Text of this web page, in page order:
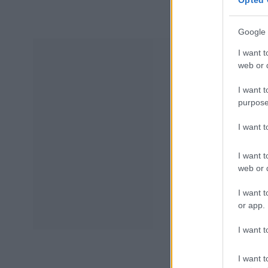
Google
I want
web or
I want
I want
I want
web or
I want
or app.
I want
I want